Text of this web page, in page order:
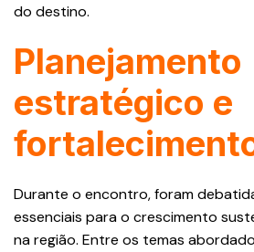
do destino.
Planejamento
estratégico e
Durante o encontro, foram
essenciais para o crescimento
na região. Entre os temas